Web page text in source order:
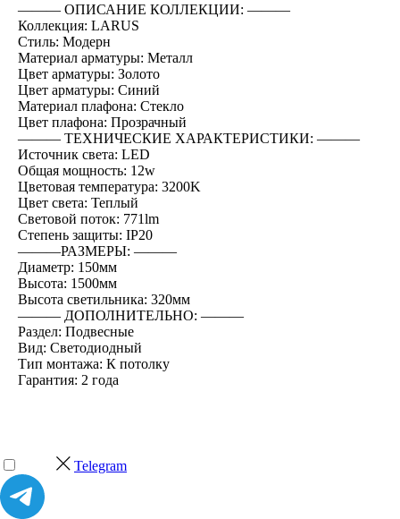
――― ОПИСАНИЕ КОЛЛЕКЦИИ: ―――
Коллекция: LARUS
Стиль: Модерн
Материал арматуры: Металл
Цвет арматуры: Золото
Цвет арматуры: Синий
Материал плафона: Стекло
Цвет плафона: Прозрачный
――― ТЕХНИЧЕСКИЕ ХАРАКТЕРИСТИКИ: ―――
Источник света: LED
Общая мощность: 12w
Цветовая температура: 3200K
Цвет света: Теплый
Световой поток: 771lm
Степень защиты: IP20
―――РАЗМЕРЫ: ―――
Диаметр: 150мм
Высота: 1500мм
Высота светильника: 320мм
――― ДОПОЛНИТЕЛЬНО: ―――
Раздел: Подвесные
Вид: Светодиодный
Тип монтажа: К потолку
Гарантия: 2 года
Telegram